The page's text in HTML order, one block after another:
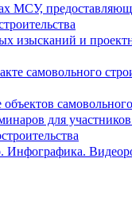
МСУ,
изысканий и
самовольного
для участников
Инфографика.